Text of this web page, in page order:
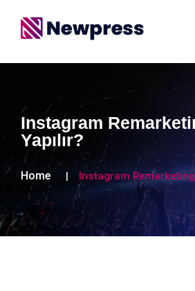
Instagram
Yapılır?
Home Instagram Remarketing